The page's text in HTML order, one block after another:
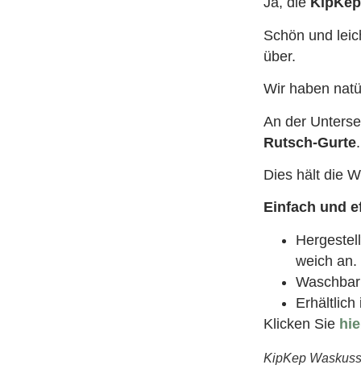
Schön und
über.
Wir haben
An der
Rutsch-Gurte.
Dies hält die
Einfach und
weich an.
Erhältlich
Klicken Sie
KipKep